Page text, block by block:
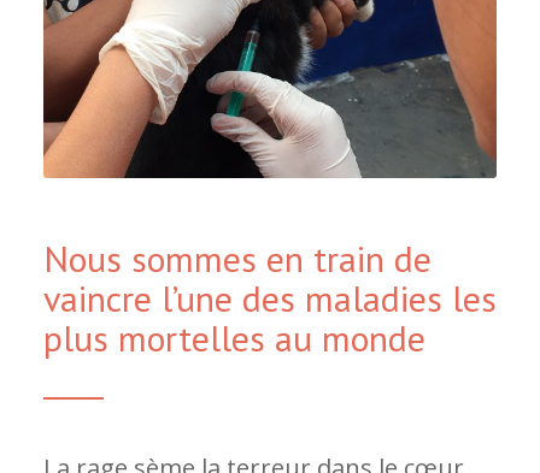
Nous sommes en train de
vaincre l’une des maladies les